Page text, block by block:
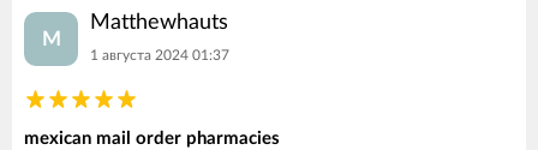
M
Matthewhauts
1 августа 2024 01:37
mexican mail order pharmacies